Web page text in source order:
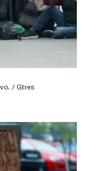
/ Gtres